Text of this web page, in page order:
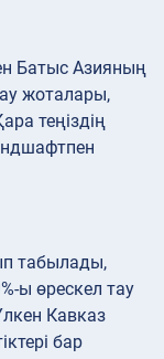
Батыс Азияның
жоталары,
теңіздің
табылады,
ы өрескел тау
Кавказ
бар